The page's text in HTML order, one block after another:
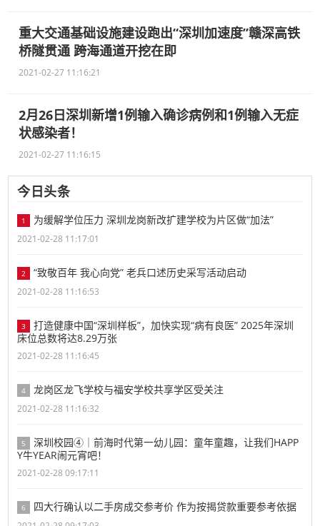
重大交通基础设施建设跑出“深圳加速度”赣深高铁
桥隧贯通 跨海通道开挖在即
2021-02-27 11:16:21
2月26日深圳新增1例输入确诊病例和1例输入无症
状感染者！
2021-02-27 11:16:15
今日头条
1 为缓解学位压力 深圳龙岗新改扩建学校为片区做“加法”
2021-02-28 11:17:01
2 “致敬百年 我心向党” 老兵口述历史采写活动启动
2021-02-28 11:16:53
3
打造健康中国“深圳样板”，加快实现“病有良医” 2025年深圳
床位总数将达8.29万张
2021-02-28 11:16:45
4 龙岗区龙飞学校与福安学校共享学区受关注
2021-02-28 11:16:32
5
深圳校园④｜前海时代第一幼儿园：童年童趣，让我们HAPP
Y牛YEAR闹元宵吧！
2021-02-28 09:17:11
6 四大行确认以二手房成交参考价 作为按揭贷款重要参考依据